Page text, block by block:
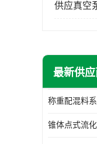
供应真空
最新供